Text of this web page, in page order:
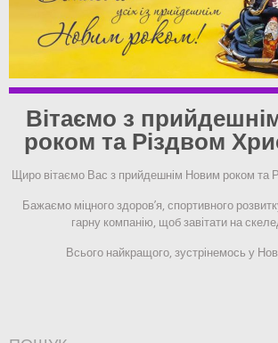
Вітаємо з
роком та Різдвом
Щиро вітаємо Вас з прийдешнім Новим роком та
Бажаємо міцного здоров’я, спортивного
гарну компанію, щоб завітати на
Всього найкращого, зустрінемось у